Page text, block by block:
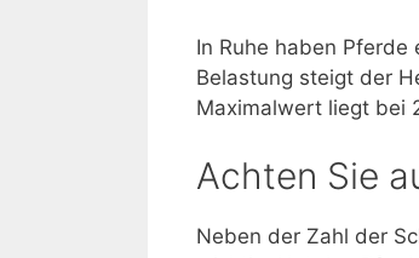
In Ruhe haben
Belastung steigt der
Maximalwert liegt bei
Achten Sie
Neben der Zahl der